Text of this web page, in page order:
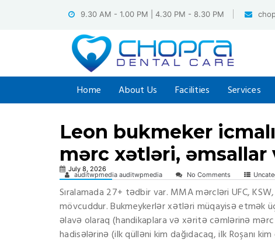
9.30 AM - 1.00 PM | 4.30 PM - 8.30 PM
Home About Us Facilities Services
Leon bukmeker
mərc xətləri, əmsallar
July 8, 2026
auditwpmedia auditwpmedia No Comments
Sıralamada 27+ tədbir var. MMA mərcləri UFC,
mövcuddur. Bukmeykerlər xətləri müqayisə etmək
əlavə olaraq (handikaplara və xəritə cəmlərinə
hadisələrinə (ilk qülləni kim dağıdacaq, ilk Roşanı